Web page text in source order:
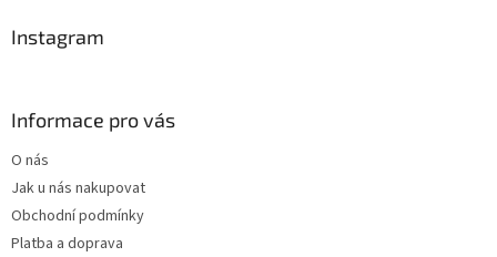
Instagram
Informace pro vás
O nás
Jak u nás nakupovat
Obchodní podmínky
Platba a doprava